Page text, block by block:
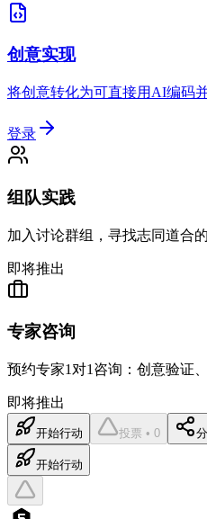
创意实现
将创意转化为可直接用AI编码
登录
组队实践
加入讨论群组，寻找志同道合
即将推出
专家咨询
预约专家1对1咨询：创意验证
即将推出
开始行动 投票 • 0
开始行动